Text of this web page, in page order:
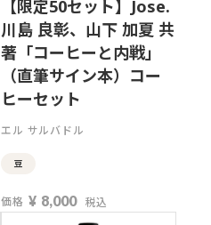
【限定50セット】Jose.
川島 良彰、山下 加夏 共
著「コーヒーと内戦」
（直筆サイン本）コー
ヒーセット
エル サルバドル
豆
価格 ¥ 8,000 税込